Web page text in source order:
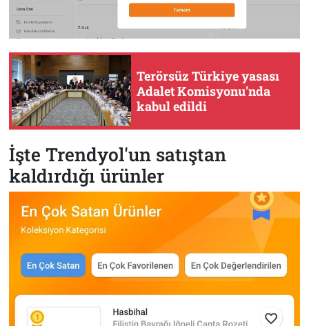
Terörsüz Türkiye yasası
Adalet Komisyonu'nda
kabul edildi
İşte Trendyol'un satıştan
kaldırdığı ürünler